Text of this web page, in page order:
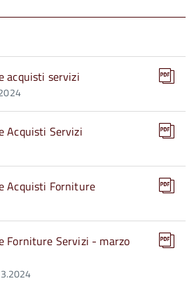
acquisti servizi
Acquisti Servizi
Acquisti Forniture
Forniture Servizi - marzo